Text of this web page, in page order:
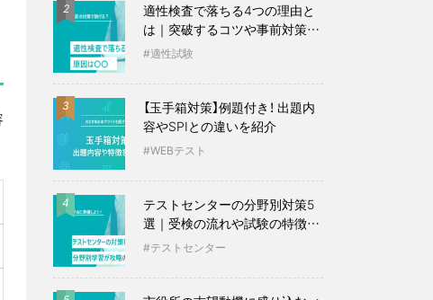
2
適性検査で落ちる4つの理由と
は｜突破するコツや事前対策も
紹介
適性試験
3
【玉手箱対策】例題付き！ 出題内
容やSPIとの違いを紹介
WEBテスト
4
テストセンターの分野別対策5
選｜受検の流れや試験の特徴も
紹介
テストセンター